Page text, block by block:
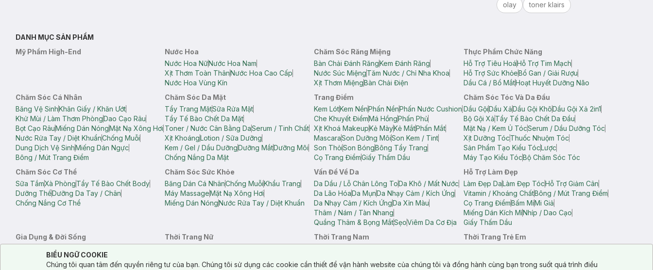
olay
toner klairs
DANH MỤC SẢN PHẨM
Mỹ Phẩm High-End
Nước Hoa
Nước Hoa NữNước Hoa Nam
Xịt Thơm Toàn ThânNước Hoa Cao Cấp
Nước Hoa Vùng Kín
Chăm Sóc Răng Miệng
Bàn Chải Đánh RăngKem Đánh Răng
Nước Súc MiệngTăm Nước / Chỉ Nha Khoa
Xịt Thơm MiệngBàn Chải Điện
Thực Phẩm Chức Năng
Hỗ Trợ Tiêu HoáHỗ Trợ Tim Mạch
Hỗ Trợ Sức KhỏeBổ Gan / Giải Rượu
Dầu Cá / Bổ MắtHoạt Huyết Dưỡng Não
Chăm Sóc Cá Nhân
Băng Vệ SinhKhăn Giấy / Khăn Ướt
Khử Mùi / Làm Thơm PhòngDao Cạo Râu
Bọt Cạo RâuMiếng Dán NóngMặt Nạ Xông Hơi
Nước Rửa Tay / Diệt KhuẩnChống Muỗi
Dung Dịch Vệ SinhMiếng Dán Ngực
Bông / Mút Trang Điểm
Chăm Sóc Da Mặt
Tẩy Trang MặtSữa Rửa Mặt
Tẩy Tế Bào Chết Da Mặt
Toner / Nước Cân Bằng DaSerum / Tinh Chất
Xịt KhoángLotion / Sữa Dưỡng
Kem / Gel / Dầu DưỡngDưỡng MắtDưỡng Môi
Chống Nắng Da Mặt
Trang Điểm
Kem LótKem NềnPhấn NềnPhấn Nước Cushion
Che Khuyết ĐiểmMá HồngPhấn Phủ
Xịt Khoá MakeupKẻ MàyKẻ MắtPhấn Mắt
MascaraSon Dưỡng MôiSon Kem / Tint
Son ThỏiSon BóngBông Tẩy Trang
Cọ Trang ĐiểmGiấy Thấm Dầu
Chăm Sóc Tóc Và Da Đầu
Dầu GộiDầu XảDầu Gội KhôDầu Gội Xả 2in1
Bộ Gội XảTẩy Tế Bào Chết Da Đầu
Mặt Nạ / Kem Ủ TócSerum / Dầu Dưỡng Tóc
Xịt Dưỡng TócThuốc Nhuộm Tóc
Sản Phẩm Tạo Kiểu TócLược
Máy Tạo Kiểu TócBộ Chăm Sóc Tóc
Chăm Sóc Cơ Thể
Sữa TắmXà PhòngTẩy Tế Bào Chết Body
Dưỡng ThểDưỡng Da Tay / Chân
Chống Nắng Cơ Thể
Chăm Sóc Sức Khỏe
Băng Dán Cá NhânChống MuỗiKhẩu Trang
Máy MassageMặt Nạ Xông Hơi
Miếng Dán NóngNước Rửa Tay / Diệt Khuẩn
Vấn Đề Về Da
Da Dầu / Lỗ Chân Lông ToDa Khô / Mất Nước
Da Lão HóaDa MụnDa Nhạy Cảm / Kích Ứng
Da Nhạy Cảm / Kích ỨngDa Xỉn Màu
Thâm / Nám / Tàn Nhang
Quầng Thâm & Bọng MắtSẹoViêm Da Cơ Địa
Hỗ Trợ Làm Đẹp
Làm Đẹp DaLàm Đẹp TócHỗ Trợ Giảm Cân
Vitamin / Khoáng ChấtBông / Mút Trang Điểm
Cọ Trang ĐiểmBấm MiMi Giả
Miếng Dán Kích MíNhíp / Dao Cạo
Giấy Thấm Dầu
Gia Dụng & Đời Sống
Bông Tắm / Phụ Kiện Tắm
Phụ Kiện Điện Thoại Quạt Cầm Tay / Quạt Mini
Khử Mùi / Làm Thơm PhòngNước GiặtNước Xả
Thời Trang Nữ
Quần Lót NữQuần Short Nữ
Thời Trang Nam
Thời Trang Trẻ Em
Cookie Consent
Notice about cookies usage
BIỂU NGỮ COOKIE
Chúng tôi quan tâm đến quyền riêng tư của bạn. Chúng tôi sử dụng các cookie cần thiết để vận hành website của chúng tôi và đồng hành cùng bạn trong suốt quá trình điều